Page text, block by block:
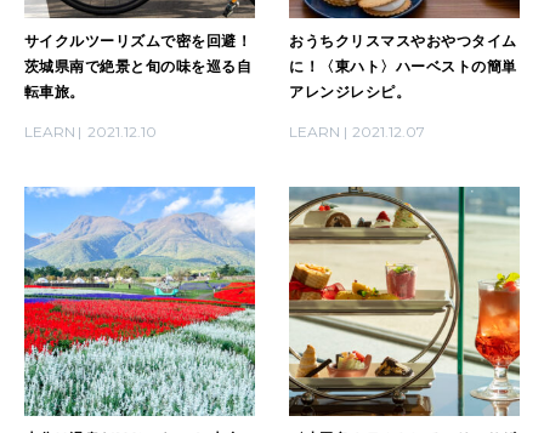
サイクルツーリズムで密を回避！
茨城県南で絶景と旬の味を巡る自
転車旅。
LEARN 2021.12.10
おうちクリスマスやおやつタイム
に！〈東ハト〉ハーベストの簡単
アレンジレシピ。
LEARN 2021.12.07